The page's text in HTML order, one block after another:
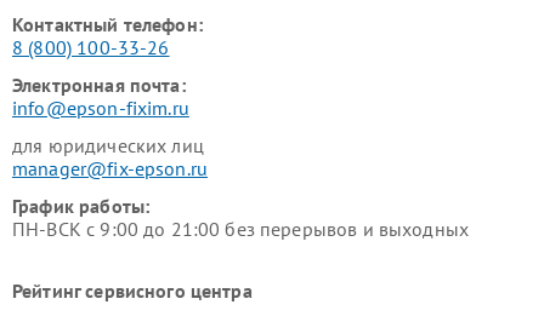
Контактный телефон:
8 (800) 100-33-26
Электронная почта:
info@epson-fixim.ru
для юридических лиц
manager@fix-epson.ru
График работы:
ПН-ВСК с 9:00 до 21:00 без перерывов и выходных
Рейтинг сервисного центра